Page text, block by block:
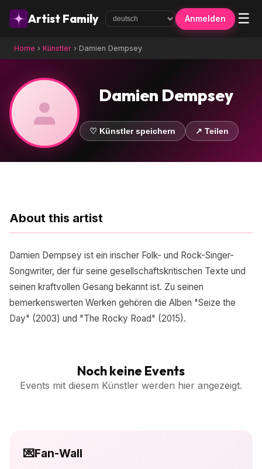
Artist Family Anmelden ☰
Home › Künstler › Damien Dempsey
Damien Dempsey
♡ Künstler speichern ↗ Teilen
About this artist
Damien Dempsey ist ein irischer Folk- und Rock-Singer-
Songwriter, der für seine gesellschaftskritischen Texte und
seinen kraftvollen Gesang bekannt ist. Zu seinen
bemerkenswerten Werken gehören die Alben "Seize the
Day" (2003) und "The Rocky Road" (2015).
Noch keine Events
Events mit diesem Künstler werden hier angezeigt.
💌Fan-Wall